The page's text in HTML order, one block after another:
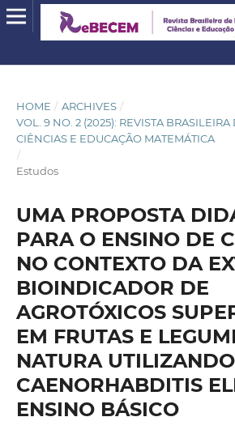
HOME / ARCHIVES /
VOL. 9 NO. 2 (2025): REVISTA
CIÊNCIAS E EDUCAÇÃO MATEMÁTICA
/
Estudos
UMA PROPOSTA
PARA O ENSINO DE
NO CONTEXTO DA
BIOINDICADOR DE
AGROTÓXICOS
EM FRUTAS E
NATURA UTILIZANDO
CAENORHABDITIS
ENSINO BÁSICO